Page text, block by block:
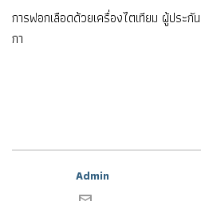
การฟอกเลือดด้วยเครื่องไตเทียม ผู้ประ
กา
Admin